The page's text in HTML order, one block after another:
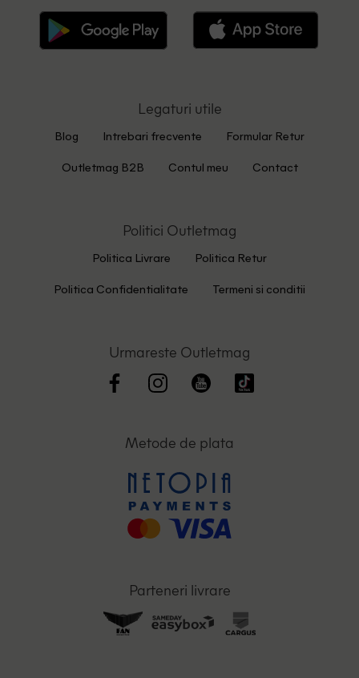
Legaturi utile
Blog Intrebari frecvente Formular Retur
Outletmag B2B Contul meu Contact
Politici Outletmag
Politica Livrare Politica Retur
Politica Confidentialitate Termeni si conditii
Urmareste Outletmag
Metode de plata
Parteneri livrare